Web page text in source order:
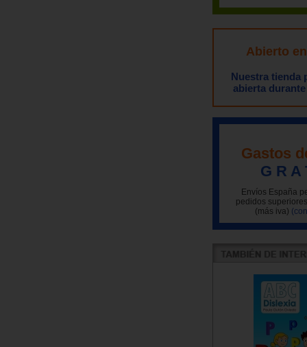
Abierto
Nuestra tienda
abierta
Gastos
G R A
Envíos España
pedidos
(más iva)